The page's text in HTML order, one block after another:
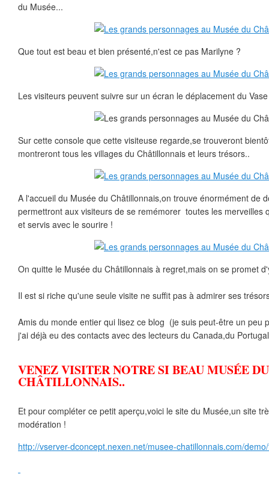
du Musée...
Que tout est beau et bien présenté,n'est ce pas Marilyne ?
Les visiteurs peuvent suivre sur un écran le déplacement du
Sur cette console que cette visiteuse regarde,se trouveront
montreront tous les villages du Châtillonnais et leurs trésors..
A l'accueil du Musée du Châtillonnais,on trouve énormément de
permettront aux visiteurs de se remémorer toutes les merveilles
et servis avec le sourire !
On quitte le Musée du Châtillonnais à regret,mais on se promet
Il est si riche qu'une seule visite ne suffit pas à admirer ses
Amis du monde entier qui lisez ce blog (je suis peut-être un peu
j'ai déjà eu des contacts avec des lecteurs du Canada,du
VENEZ VISITER NOTRE SI BEAU MUSÉE DU
CHÂTILLONNAIS..
Et pour compléter ce petit aperçu,voici le site du Musée,un site
modération !
http://vserver-dconcept.nexen.net/musee-chatillonnais.com/